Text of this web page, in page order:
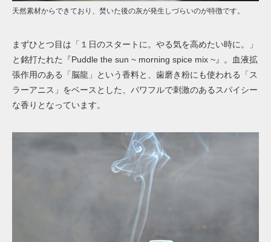
天然素材からできており、焚いた後の灰が発生しづらいのが特徴です。
まずひとつ目は「１日のスタートに。やる気を高めたい時に。」
と銘打たれた『Puddle the sun ~ morning spice mix ~』。血液拡
張作用のある「脳龍」という香料と、歯磨き粉にも使われる「ス
ラーアニス」をベースとした、パワフルで刺激のあるスパイシー
な香りとなっています。